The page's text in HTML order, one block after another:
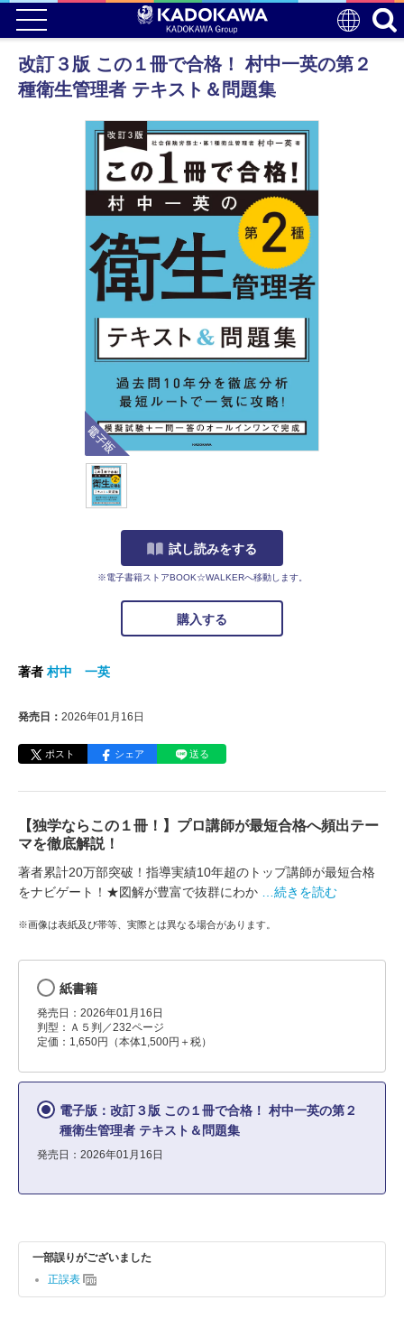
改訂３版 この１冊で合格！ 村中一英の第２
種衛生管理者 テキスト＆問題集
電子版
試し読みをする
※電子書籍ストアBOOK☆WALKERへ移動します。
購入する
著者 村中 一英
発売日： 2026年01月16日
ポスト シェア 送る
【独学ならこの１冊！】プロ講師が最短合格へ頻出テー
マを徹底解説！
著者累計20万部突破！指導実績10年超のトップ講師が最短合格
をナビゲート！★図解が豊富で抜群にわか
…続きを読む
※画像は表紙及び帯等、実際とは異なる場合があります。
紙書籍
発売日：2026年01月16日
判型：Ａ５判／232ページ
定価：1,650円（本体1,500円＋税）
電子版：改訂３版 この１冊で合格！ 村中一英の第２
種衛生管理者 テキスト＆問題集
発売日：2026年01月16日
一部誤りがございました
正誤表